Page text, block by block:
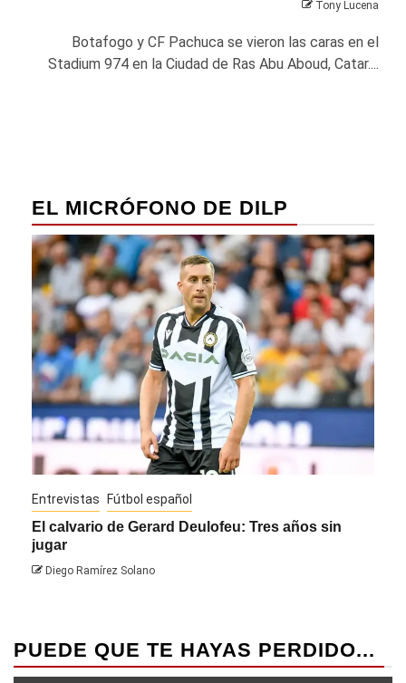
Tony Lucena
Botafogo y CF Pachuca se vieron las caras en el
Stadium 974 en la Ciudad de Ras Abu Aboud, Catar....
EL MICRÓFONO DE DILP
Entrevistas Fútbol español
El calvario de Gerard Deulofeu: Tres años sin
jugar
Diego Ramírez Solano
PUEDE QUE TE HAYAS PERDIDO...